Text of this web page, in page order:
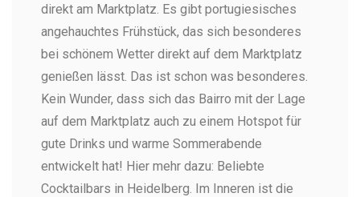
direkt am Marktplatz. Es gibt portugiesisches
angehauchtes Frühstück, das sich besonderes
bei schönem Wetter direkt auf dem Marktplatz
genießen lässt. Das ist schon was besonderes.
Kein Wunder, dass sich das Bairro mit der Lage
auf dem Marktplatz auch zu einem Hotspot für
gute Drinks und warme Sommerabende
entwickelt hat! Hier mehr dazu: Beliebte
Cocktailbars in Heidelberg. Im Inneren ist die